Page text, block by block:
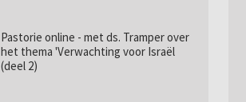
Pastorie online - met ds. Tramper over
het thema 'Verwachting voor Israël
(deel 2)